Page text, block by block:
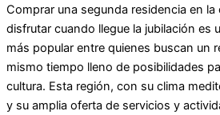
Comprar una segunda residencia en
disfrutar cuando llegue la jubilación es
más popular entre quienes buscan un
mismo tiempo lleno de posibilidades
cultura. Esta región, con su clima
y su amplia oferta de servicios y